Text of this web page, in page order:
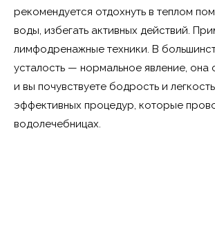
рекомендуется отдохнуть в теплом
воды, избегать активных действий.
лимфодренажные техники. В
усталость — нормальное явление, она
и вы почувствуете бодрость и
эффективных процедур, которые
водолечебницах.